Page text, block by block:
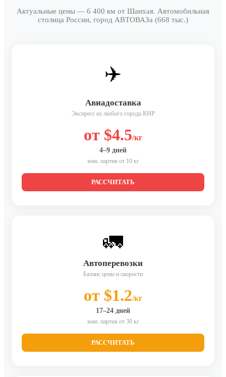
Актуальные цены — 6 400 км от Шанхая. Автомобильная
столица России, город АВТОВАЗа (668 тыс.)
✈️
Авиадоставка
Экспресс из любого города КНР
от $4.5/кг
4–9 дней
мин. партия от 10 кг
РАССЧИТАТЬ
🚛
Автоперевозки
Баланс цены и скорости
от $1.2/кг
17–24 дней
мин. партия от 30 кг
РАССЧИТАТЬ